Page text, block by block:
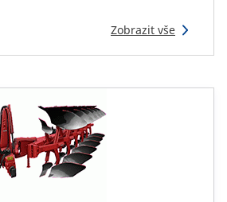
Zobrazit vše